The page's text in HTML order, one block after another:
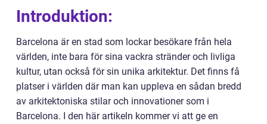
Introduktion:
Barcelona är en stad som lockar besökare från hela
världen, inte bara för sina vackra stränder och livliga
kultur, utan också för sin unika arkitektur. Det finns få
platser i världen där man kan uppleva en sådan bredd
av arkitektoniska stilar och innovationer som i
Barcelona. I den här artikeln kommer vi att ge en